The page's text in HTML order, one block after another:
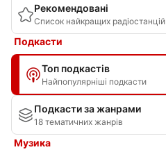
Рекомендовані
Список найкращих радіостанцій
Подкасти
Топ подкастів
Найпопулярніші подкасти
Подкасти за жанрами
18 тематичних жанрів
Музика